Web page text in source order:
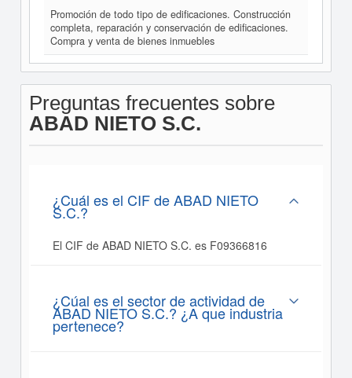
Promoción de todo tipo de edificaciones. Construcción
completa, reparación y conservación de edificaciones.
Compra y venta de bienes inmuebles
Preguntas frecuentes sobre
ABAD NIETO S.C.
¿Cuál es el CIF de ABAD NIETO
S.C.?
El CIF de ABAD NIETO S.C. es F09366816
¿Cúal es el sector de actividad de
ABAD NIETO S.C.? ¿A que industria
pertenece?